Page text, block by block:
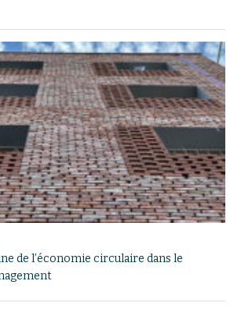
de l’économie circulaire dans le